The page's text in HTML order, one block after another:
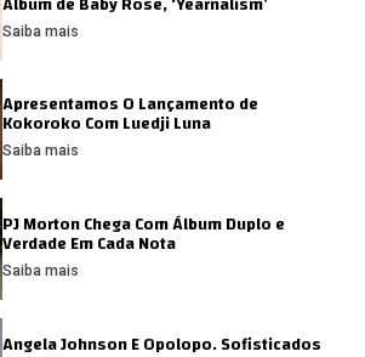
Saiba mais
Apresentamos O Lançamento de
Kokoroko Com Luedji Luna
Saiba mais
PJ Morton Chega Com Álbum Duplo e
Verdade Em Cada Nota
Saiba mais
Angela Johnson E Opolopo. Sofisticados